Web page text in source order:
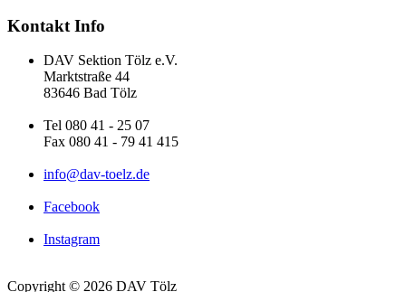
Kontakt Info
DAV Sektion Tölz e.V.
Marktstraße 44
83646 Bad Tölz
Tel 080 41 - 25 07
Fax 080 41 - 79 41 415
info@dav-toelz.de
Facebook
Instagram
Copyright © 2026 DAV Tölz